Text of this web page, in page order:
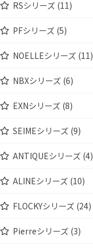
RSシリーズ (11)
PFシリーズ (5)
NOELLEシリーズ (11)
NBXシリーズ (6)
EXNシリーズ (8)
SEIMEシリーズ (9)
ANTIQUEシリーズ (4)
ALINEシリーズ (10)
FLOCKYシリーズ (24)
Pierreシリーズ (3)